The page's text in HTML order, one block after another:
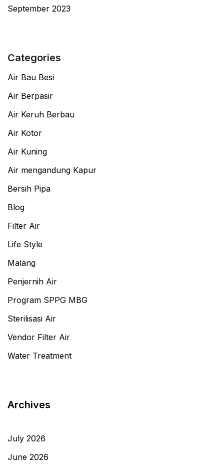
September 2023
Categories
Air Bau Besi
Air Berpasir
Air Keruh Berbau
Air Kotor
Air Kuning
Air mengandung Kapur
Bersih Pipa
Blog
Filter Air
Life Style
Malang
Penjernih Air
Program SPPG MBG
Sterilisasi Air
Vendor Filter Air
Water Treatment
Archives
July 2026
June 2026